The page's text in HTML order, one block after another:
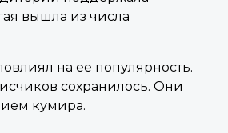
вышла из числа
на ее популярность.
сохранилось. Они
кумира.